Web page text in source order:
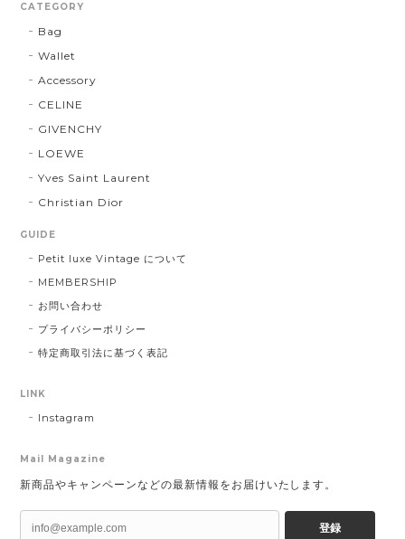
CATEGORY
Bag
Wallet
Accessory
CELINE
GIVENCHY
LOEWE
Yves Saint Laurent
Christian Dior
GUIDE
Petit luxe Vintage について
MEMBERSHIP
お問い合わせ
プライバシーポリシー
特定商取引法に基づく表記
LINK
Instagram
Mail Magazine
新商品やキャンペーンなどの最新情報をお届けいたします。
登録